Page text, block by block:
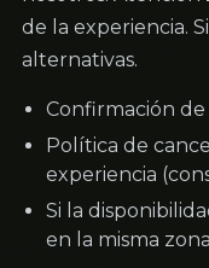
de la experiencia.
alternativas.
Confirmación
Política de
experiencia
Si la
en la misma zona